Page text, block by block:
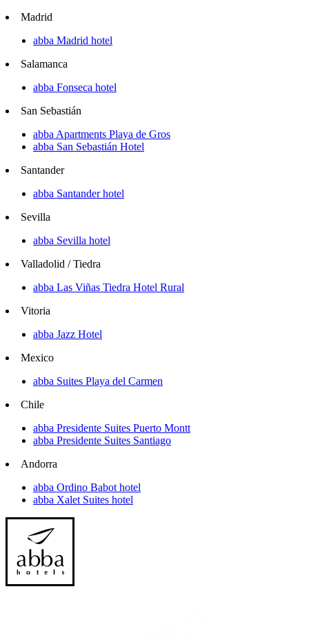
Madrid
abba Madrid hotel
Salamanca
abba Fonseca hotel
San Sebastián
abba Apartments Playa de Gros
abba San Sebastián Hotel
Santander
abba Santander hotel
Sevilla
abba Sevilla hotel
Valladolid / Tiedra
abba Las Viñas Tiedra Hotel Rural
Vitoria
abba Jazz Hotel
Mexico
abba Suites Playa del Carmen
Chile
abba Presidente Suites Puerto Montt
abba Presidente Suites Santiago
Andorra
abba Ordino Babot hotel
abba Xalet Suites hotel